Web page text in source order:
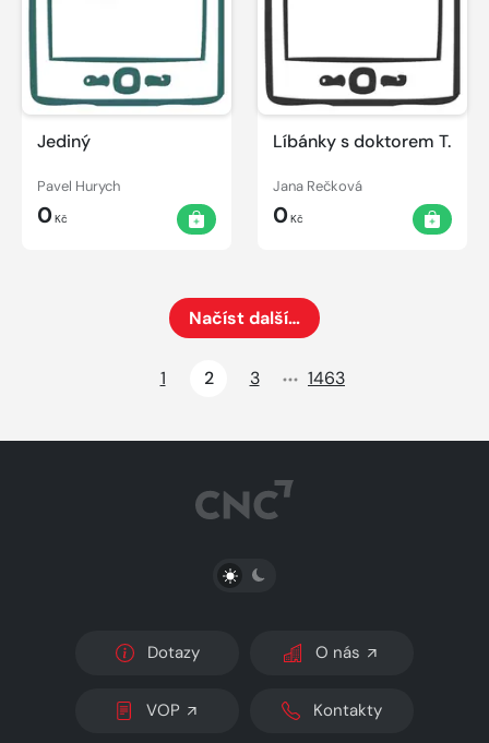
Jediný
Pavel Hurych
0Kč
Líbánky s doktorem T.
Jana Rečková
0Kč
Načíst další…
1
2 3 1463
PŘEPNOUT SVĚTLÝ/TMAVÝ REŽIM
Dotazy O nás
VOP Kontakty